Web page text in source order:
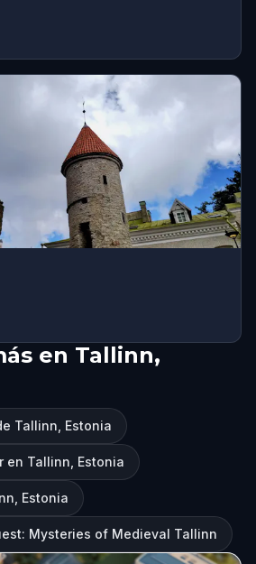
en Tallinn,
Tallinn, Estonia
en Tallinn, Estonia
Estonia
Mysteries of Medieval Tallinn